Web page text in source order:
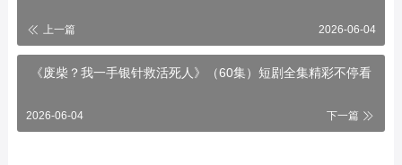
上一篇 2026-06-04
《废柴？我一手银针救活死人》（60集）短剧全集精彩不停看
2026-06-04 下一篇